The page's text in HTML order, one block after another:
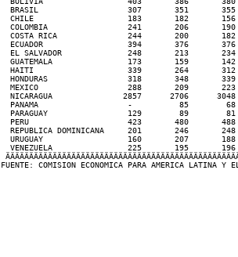
BRASIL                   307       351
CHILE                    183       182
COLOMBIA                 241       206
COSTA RICA               244       200
ECUADOR                  394       376
EL SALVADOR              248       213
GUATEMALA                173       159
HAITI                    339       264
HONDURAS                 318       348
MEXICO                   288       209
NICARAGUA               2857      2706
PANAMA                   -          85
PARAGUAY                 129        89
PERU                     423       480
REPUBLICA DOMINICANA     201       246
URUGUAY                  160       207
VENEZUELA                225       195